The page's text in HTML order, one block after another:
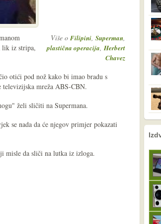
Više o Filipini, Superman,
plastična operacija,Herbert
Chavez
lik iz stripa,
otići pod nož kako bi imao bradu s
televizijska mreža ABS-CBN.
želi sličiti na Supermana.
se nada da će njegov primjer pokazati
misle da sliči na lutka iz izloga.
nema prethodne
sljedeće